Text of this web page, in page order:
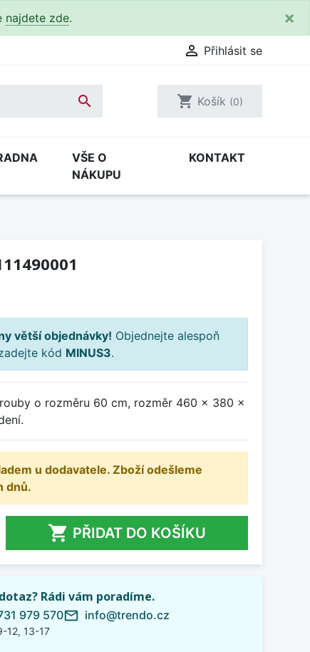
najdete zde. ×
 Přihlásit se
 shopping_cart Košík (0)
VŠE O
NÁKUPU
KONTAKT
větší objednávky! Objednejte alespoň
kód MINUS3.
o rozměru 60 cm, rozměr 460 x 380 x
u dodavatele. Zboží odešleme
dnů.
 PŘIDAT DO KOŠÍKU
Rádi vám poradíme.
979 570
12, 13-17
mail_outline info@trendo.cz